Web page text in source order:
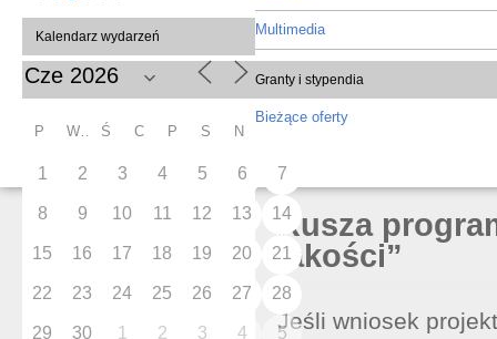
Kalendarz wydarzeń
P Ś C P S N
1 2 3 4 5 6 7
8 9 10 11 12 13 14
15 16 17 18 19 20 21
22 23 24 25 26 27 28
29 30 1 2 3 4 5
Multimedia
Granty i stypendia
Bieżące oferty
Rusza
jakości”
Jeśli wniosek